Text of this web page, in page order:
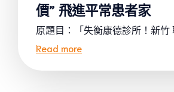
價” 飛進平常患者家
原題目：「失衡康德診所！新竹
Read more